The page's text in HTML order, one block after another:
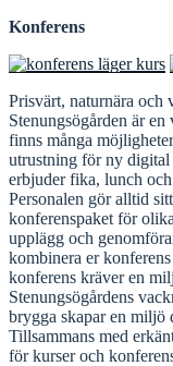
Konferens
Prisvärt, naturnära och
Stenungsögården är
finns många
utrustning för ny
erbjuder fika, lunch
Personalen gör alltid
konferenspaket för
upplägg och
kombinera er
konferens kräver en
Stenungsögårdens
brygga skapar en miljö
Tillsammans med
för kurser och